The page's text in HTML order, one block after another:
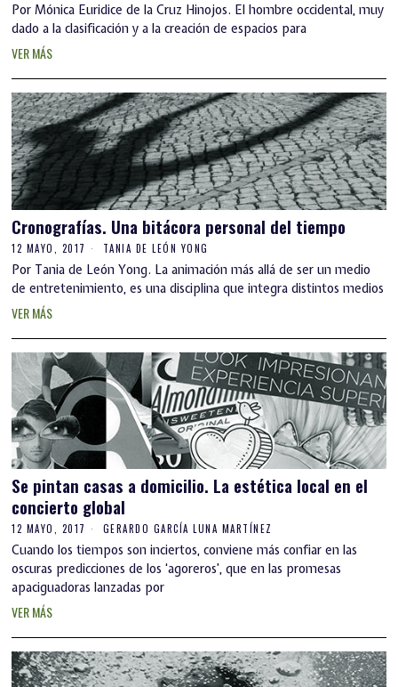
Por Mónica Euridice de la Cruz Hinojos. El hombre occidental, muy
dado a la clasificación y a la creación de espacios para
VER MÁS
Cronografías. Una bitácora personal del tiempo
12 MAYO, 2017 TANIA DE LEÓN YONG
Por Tania de León Yong. La animación más allá de ser un medio
de entretenimiento, es una disciplina que integra distintos medios
VER MÁS
Se pintan casas a domicilio. La estética local en el
concierto global
12 MAYO, 2017 GERARDO GARCÍA LUNA MARTÍNEZ
Cuando los tiempos son inciertos, conviene más confiar en las
oscuras predicciones de los ‘agoreros’, que en las promesas
apaciguadoras lanzadas por
VER MÁS